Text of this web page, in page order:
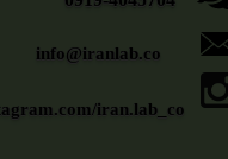
info@iranlab.co
iran.lab_co